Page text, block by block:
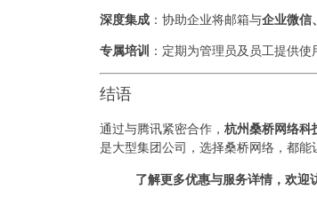
深度集成 ：协助企业将邮箱与企业微信
专属培训 ：定期为管理员及员工提供
结语
通过与腾讯紧密合作， 杭州桑桥网络科
是大型集团公司，选择桑桥网络，都能
了解更多优惠与服务详情，欢迎